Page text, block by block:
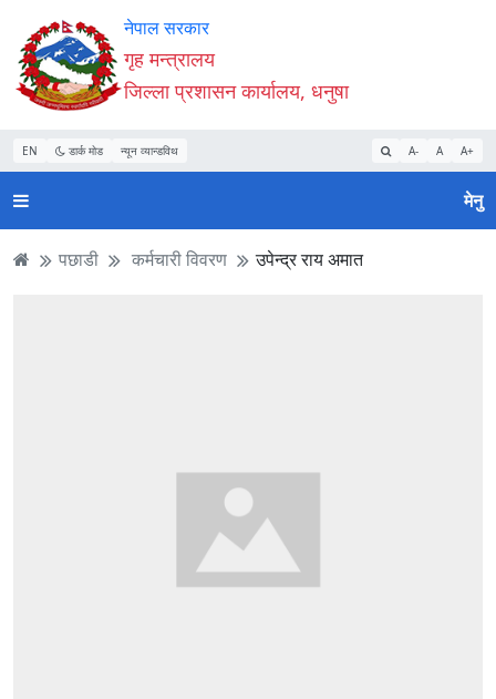
Accessibility
Mode
सुरु
गर्नुहोस्
सामाग्री
पढ्नुहाेस्
नेभिगेसन
पढ्नुहाेस्
वेबसाइट
खोजमा
जानुहोस्
नेपाल सरकार
गृह मन्त्रालय
जिल्ला प्रशासन कार्यालय, धनुषा
EN डार्क मोड न्यून व्यान्डविथ A- A A+
मेनु
पछाडी कर्मचारी विवरण उपेन्द्र राय अमात